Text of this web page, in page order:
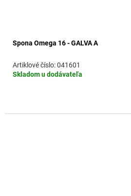
Spona Omega 16 - GALVA A
Skladom u dodávateľa
041601